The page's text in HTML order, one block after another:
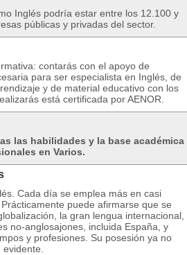
Inglés podría estar entre los 12.100 y
públicas y privadas del sector.
contarás con el apoyo de
para ser especialista en Inglés, de
y de material educativo con los
está certificada por AENOR.
las habilidades y la base académica
en Varios.
Cada día se emplea más en casi
puede afirmarse que se
la gran lengua internacional,
no-anglosajones, incluida España, y
y profesiones. Su posesión ya no